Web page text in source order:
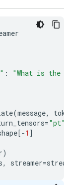
:
"What is the
(message,
="pt"
[-1 ]
)
, streamer=